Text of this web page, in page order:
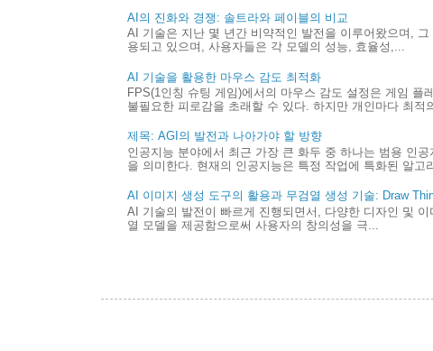
AI의 진화와 경쟁: 솔트라와 페이블의 비교
AI 기술은 지난 몇 년간 비약적인 발전을 이루어왔으며,
용되고 있으며, 사용자들은 각 모델의 성능, 효율성,...
AI 기술을 활용한 마우스 감도 최적화
FPS(1인칭 슈팅 게임)에서의 마우스 감도 설정은 게임
불필요한 피로감을 초래할 수 있다. 하지만 개인마다 최적
제목: AGI의 발전과 나아가야 할 방향
인공지능 분야에서 최근 가장 큰 화두 중 하나는 범용 인
을 의미한다. 현재의 인공지능은 특정 작업에 특화된 알고
AI 이미지 생성 도구의 활용과 무검열 생성 기술: Draw
AI 기술의 발전이 빠르게 진행되면서, 다양한 디자인 및
열 모델을 제공함으로써 사용자의 창의성을 극...